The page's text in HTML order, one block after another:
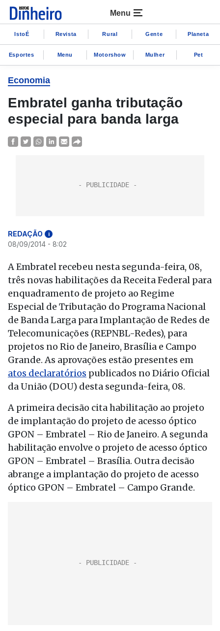
Menu
IstoÉ Revista Rural Gente Planeta
Esportes Menu Motorshow Mulher Pet
Economia
Embratel ganha tributação
especial para banda larga
REDAÇÃO i
08/09/2014 - 8:02
A Embratel recebeu nesta segunda-feira, 08,
três novas habilitações da Receita Federal para
enquadramento de projeto ao Regime
Especial de Tributação do Programa Nacional
de Banda Larga para Implantação de Redes de
Telecomunicações (REPNBL-Redes), para
projetos no Rio de Janeiro, Brasília e Campo
Grande. As aprovações estão presentes em
atos declaratórios publicados no Diário Oficial
da União (DOU) desta segunda-feira, 08.
A primeira decisão cita habilitação ao projeto
de implantação do projeto de acesso óptico
GPON – Embratel – Rio de Janeiro. A segunda
habilitação envolve o projeto de acesso óptico
GPON – Embratel – Brasília. Outra decisão
abrange a implantação do projeto de acesso
óptico GPON – Embratel – Campo Grande.